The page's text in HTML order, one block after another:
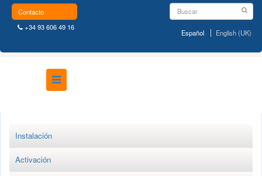
Español English (UK)
Contacto
+34 93 606 49 16
Instalación
Activación